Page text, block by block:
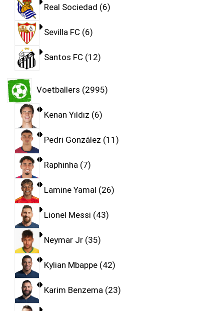
Real Sociedad 6
Sevilla FC 6
Santos FC 12
Voetballers 2995
Kenan Yıldız 6
Pedri González 11
Raphinha 7
Lamine Yamal 26
Lionel Messi 43
Neymar Jr 35
Kylian Mbappe 42
Karim Benzema 23